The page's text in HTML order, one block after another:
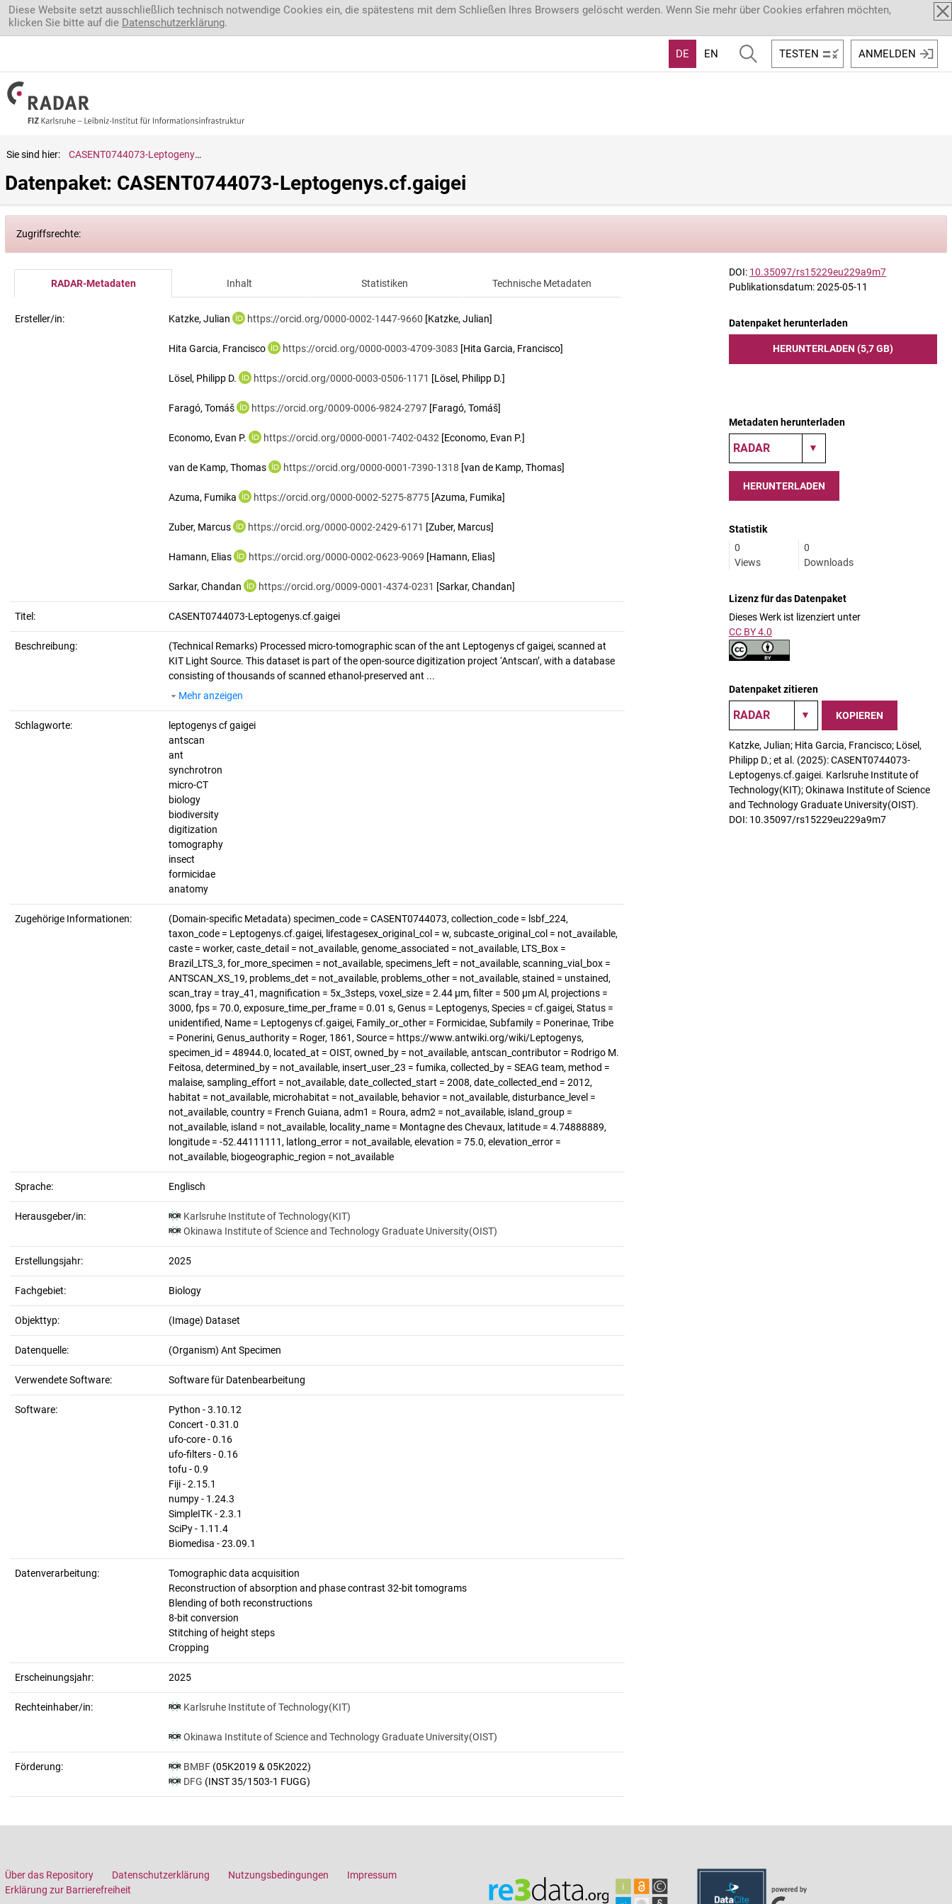
Direkt zum Inhalt
Diese Website setzt ausschließlich technisch notwendige Cookies ein, die spätestens mit dem Schließen Ihres Browsers gelöscht werden. Wenn Sie mehr über Cookies erfahren möchten,
klicken Sie bitte auf die Datenschutzerklärung.
DE EN TESTEN ANMELDEN
Sie sind hier: CASENT0744073-Leptogenys.cf.gaigei
Datenpaket: CASENT0744073-Leptogenys.cf.gaigei
Zugriffsrechte:
RADAR-Metadaten Inhalt Statistiken Technische Metadaten
Ersteller/in: Katzke, Julian https://orcid.org/0000-0002-1447-9660 [Katzke, Julian]
Hita Garcia, Francisco https://orcid.org/0000-0003-4709-3083 [Hita Garcia, Francisco]
Lösel, Philipp D. https://orcid.org/0000-0003-0506-1171 [Lösel, Philipp D.]
Faragó, Tomáš https://orcid.org/0009-0006-9824-2797 [Faragó, Tomáš]
Economo, Evan P. https://orcid.org/0000-0001-7402-0432 [Economo, Evan P.]
van de Kamp, Thomas https://orcid.org/0000-0001-7390-1318 [van de Kamp, Thomas]
Azuma, Fumika https://orcid.org/0000-0002-5275-8775 [Azuma, Fumika]
Zuber, Marcus https://orcid.org/0000-0002-2429-6171 [Zuber, Marcus]
Hamann, Elias https://orcid.org/0000-0002-0623-9069 [Hamann, Elias]
Sarkar, Chandan https://orcid.org/0009-0001-4374-0231 [Sarkar, Chandan]
Titel: CASENT0744073-Leptogenys.cf.gaigei
Beschreibung: (Technical Remarks) Processed micro-tomographic scan of the ant Leptogenys cf gaigei, scanned at
KIT Light Source. This dataset is part of the open-source digitization project ‘Antscan’, with a database
consisting of thousands of scanned ethanol-preserved ant ...
Mehr anzeigen
Schlagworte:
leptogenys cf gaigei
antscan
ant
synchrotron
micro-CT
biology
biodiversity
digitization
tomography
insect
formicidae
anatomy
Zugehörige Informationen:
(Domain-specific Metadata) specimen_code = CASENT0744073, collection_code = lsbf_224,
taxon_code = Leptogenys.cf.gaigei, lifestagesex_original_col = w, subcaste_original_col = not_available,
caste = worker, caste_detail = not_available, genome_associated = not_available, LTS_Box =
Brazil_LTS_3, for_more_specimen = not_available, specimens_left = not_available, scanning_vial_box =
ANTSCAN_XS_19, problems_det = not_available, problems_other = not_available, stained = unstained,
scan_tray = tray_41, magnification = 5x_3steps, voxel_size = 2.44 µm, filter = 500 µm Al, projections =
3000, fps = 70.0, exposure_time_per_frame = 0.01 s, Genus = Leptogenys, Species = cf.gaigei, Status =
unidentified, Name = Leptogenys cf.gaigei, Family_or_other = Formicidae, Subfamily = Ponerinae, Tribe
= Ponerini, Genus_authority = Roger, 1861, Source = https://www.antwiki.org/wiki/Leptogenys,
specimen_id = 48944.0, located_at = OIST, owned_by = not_available, antscan_contributor = Rodrigo M.
Feitosa, determined_by = not_available, insert_user_23 = fumika, collected_by = SEAG team, method =
malaise, sampling_effort = not_available, date_collected_start = 2008, date_collected_end = 2012,
habitat = not_available, microhabitat = not_available, behavior = not_available, disturbance_level =
not_available, country = French Guiana, adm1 = Roura, adm2 = not_available, island_group =
not_available, island = not_available, locality_name = Montagne des Chevaux, latitude = 4.74888889,
longitude = -52.44111111, latlong_error = not_available, elevation = 75.0, elevation_error =
not_available, biogeographic_region = not_available
Sprache: Englisch
Herausgeber/in:
Karlsruhe Institute of Technology(KIT)
Okinawa Institute of Science and Technology Graduate University(OIST)
Erstellungsjahr: 2025
Fachgebiet: Biology
Objekttyp: (Image) Dataset
Datenquelle: (Organism) Ant Specimen
Verwendete Software: Software für Datenbearbeitung
Software:
Python - 3.10.12
Concert - 0.31.0
ufo-core - 0.16
ufo-filters - 0.16
tofu - 0.9
Fiji - 2.15.1
numpy - 1.24.3
SimpleITK - 2.3.1
SciPy - 1.11.4
Biomedisa - 23.09.1
Datenverarbeitung:
Tomographic data acquisition
Reconstruction of absorption and phase contrast 32-bit tomograms
Blending of both reconstructions
8-bit conversion
Stitching of height steps
Cropping
Erscheinungsjahr: 2025
Rechteinhaber/in: Karlsruhe Institute of Technology(KIT)
Okinawa Institute of Science and Technology Graduate University(OIST)
Förderung: BMBF (05K2019 & 05K2022)
DFG (INST 35/1503-1 FUGG)
DOI: 10.35097/rs15229eu229a9m7
Publikationsdatum: 2025-05-11
Datenpaket herunterladen
HERUNTERLADEN (5,7 GB)
Metadaten herunterladen
HERUNTERLADEN
Statistik
0
Views
0
Downloads
Lizenz für das Datenpaket
Dieses Werk ist lizenziert unter
CC BY 4.0
Datenpaket zitieren
KOPIEREN
Katzke, Julian; Hita Garcia, Francisco; Lösel,
Philipp D.; et al. (2025): CASENT0744073-
Leptogenys.cf.gaigei. Karlsruhe Institute of
Technology(KIT); Okinawa Institute of Science
and Technology Graduate University(OIST).
DOI: 10.35097/rs15229eu229a9m7
Über das Repository Datenschutzerklärung Nutzungsbedingungen
Impressum
Erklärung zur Barrierefreiheit